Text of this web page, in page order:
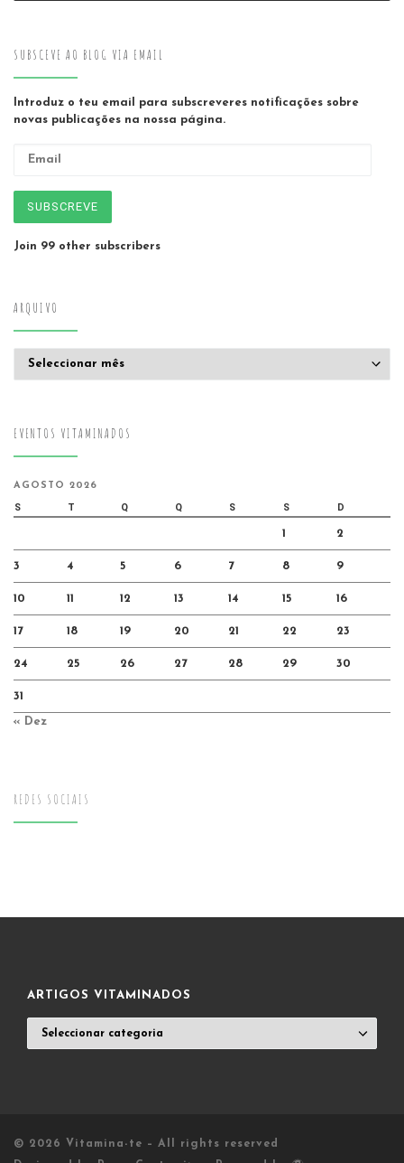
SUBSCEVE AO BLOG VIA EMAIL
Introduz o teu email para subscreveres notificações sobre
novas publicações na nossa página.
SUBSCREVE
Join 99 other subscribers
ARQUIVO
EVENTOS VITAMINADOS
AGOSTO 2026
S T Q Q S S D
1 2
3 4 5 6 7 8 9
10 11 12 13 14 15 16
17 18 19 20 21 22 23
24 25 26 27 28 29 30
31
« Dez
REDES SOCIAIS
ARTIGOS VITAMINADOS
VITAMINADOS
© 2026 Vitamina-te – All rights reserved